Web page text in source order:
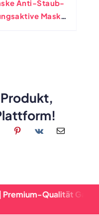
Anti-Staub-
Maske
Produkt,
Garantiert |